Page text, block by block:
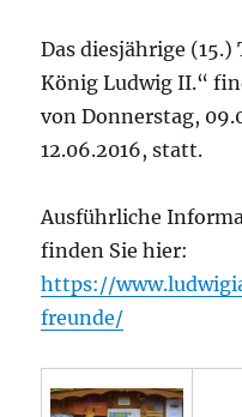
Das diesjährige
König Ludwig II.“
von Donnerstag,
12.06.2016, statt.
Ausführliche
finden Sie hier:
https://
freunde/